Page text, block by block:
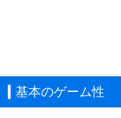
基本のゲーム性